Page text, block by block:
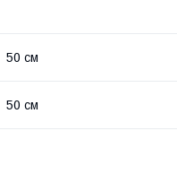
50 см
50 см